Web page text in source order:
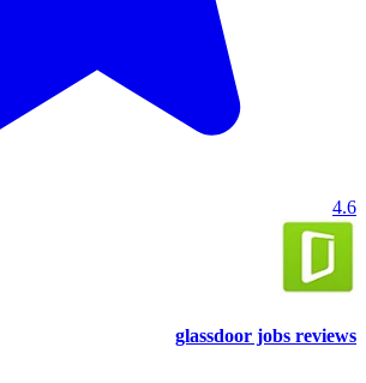
4.6
glassdoor jobs reviews